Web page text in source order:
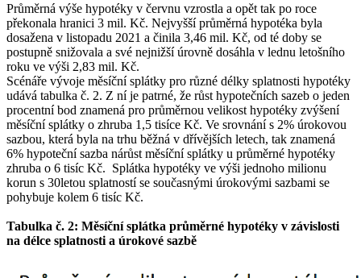
Průměrná výše hypotéky v červnu vzrostla a opět tak po roce
překonala hranici 3 mil. Kč. Nejvyšší průměrná hypotéka byla
dosažena v listopadu 2021 a činila 3,46 mil. Kč, od té doby se
postupně snižovala a své nejnižší úrovně dosáhla v lednu letošního
roku ve výši 2,83 mil. Kč.
Scénáře vývoje měsíční splátky pro různé délky splatnosti hypotéky
udává tabulka č. 2. Z ní je patrné, že růst hypotečních sazeb o jeden
procentní bod znamená pro průměrnou velikost hypotéky zvýšení
měsíční splátky o zhruba 1,5 tisíce Kč. Ve srovnání s 2% úrokovou
sazbou, která byla na trhu běžná v dřívějších letech, tak znamená
6% hypoteční sazba nárůst měsíční splátky u průměrné hypotéky
zhruba o 6 tisíc Kč. Splátka hypotéky ve výši jednoho milionu
korun s 30letou splatností se současnými úrokovými sazbami se
pohybuje kolem 6 tisíc Kč.
Tabulka č. 2: Měsíční splátka průměrné hypotéky v závislosti
na délce splatnosti a úrokové sazbě